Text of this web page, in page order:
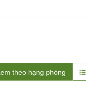
theo hạng phòng